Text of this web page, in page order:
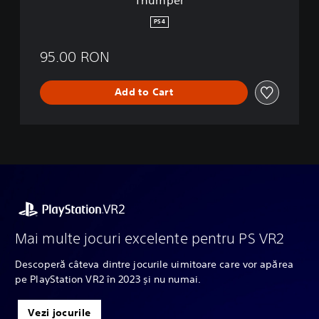
PS4
95.00 RON
Add to Cart
Mai multe jocuri excelente pentru PS VR2
Descoperă câteva dintre jocurile uimitoare care vor apărea
pe PlayStation VR2 în 2023 și nu numai.
Vezi jocurile